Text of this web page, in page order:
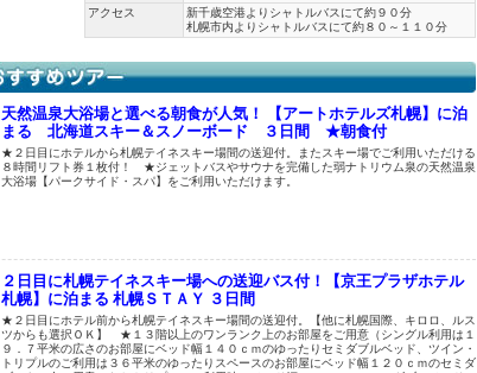
アクセス
新千歳空港よりシャトルバスにて約９０分
札幌市内よりシャトルバスにて約８０～１１０分
天然温泉大浴場と選べる朝食が人気！ 【アートホテルズ札幌】に泊
まる 北海道スキー＆スノーボード ３日間 ★朝食付
★２日目にホテルから札幌テイネスキー場間の送迎付。またスキー場でご利用いただける
８時間リフト券１枚付！ ★ジェットバスやサウナを完備した弱ナトリウム泉の天然温泉
大浴場【パークサイド・スパ】をご利用いただけます。
２日目に札幌テイネスキー場への送迎バス付！【京王プラザホテル
札幌】に泊まる 札幌ＳＴＡＹ ３日間
★２日目にホテル前から札幌テイネスキー場間の送迎付。【他に札幌国際、キロロ、ルス
ツからも選択ＯＫ】 ★１３階以上のワンランク上のお部屋をご用意（シングル利用は１
９．７平米の広さのお部屋にベッド幅１４０ｃｍのゆったりセミダブルベッド、ツイン・
トリプルのご利用は３６平米のゆったりスペースのお部屋にベッド幅１２０ｃｍのセミダ